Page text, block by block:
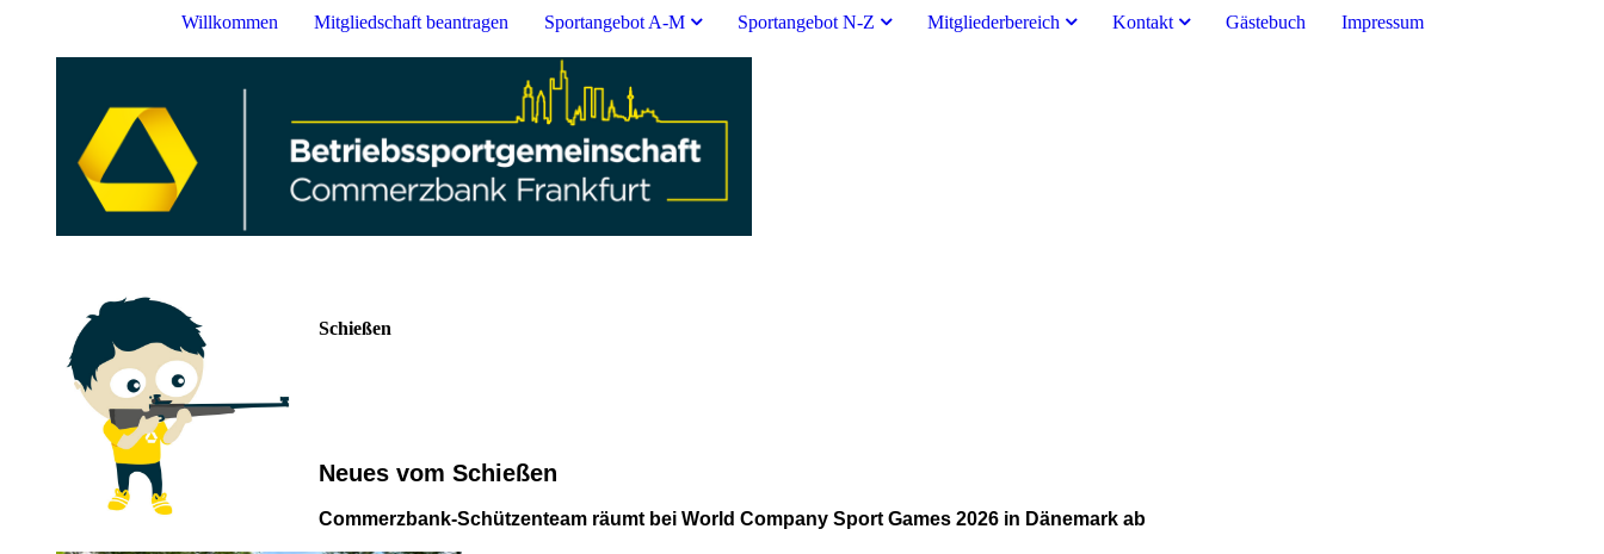
Willkommen Mitgliedschaft beantragen Sportangebot A-M Sportangebot N-Z Mitgliederbereich Kontakt Gästebuch Impressum
Schießen
Neues vom Schießen
Commerzbank-Schützenteam räumt bei World Company Sport Games 2026 in Dänemark ab